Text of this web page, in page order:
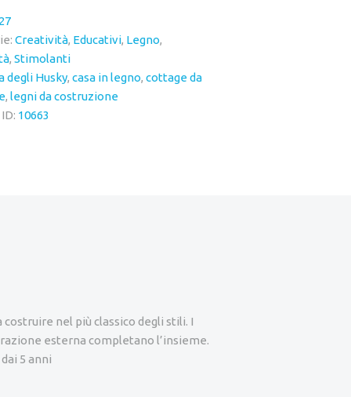
Creatività, Educativi, Legno,
, Stimolanti
degli Husky, casa in legno, cottage da
, legni da costruzione
10663
nel più classico degli stili. I
esterna completano l’insieme.
5 anni